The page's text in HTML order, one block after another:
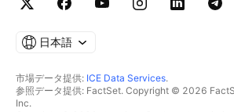
日本語
市場データ提供: ICE Data Services.
参照データ提供: FactSet. Copyright © 2026
Inc.